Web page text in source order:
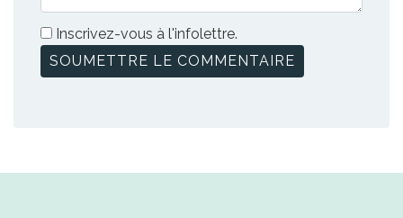
Inscrivez-vous à l'infolettre.